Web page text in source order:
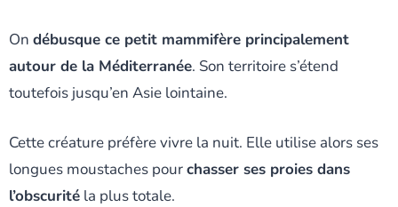
On débusque ce petit mammifère principalement
autour de la Méditerranée. Son territoire s’étend
toutefois jusqu’en Asie lointaine.
Cette créature préfère vivre la nuit. Elle utilise alors ses
longues moustaches pourchasser ses proies dans
l’obscurité la plus totale.